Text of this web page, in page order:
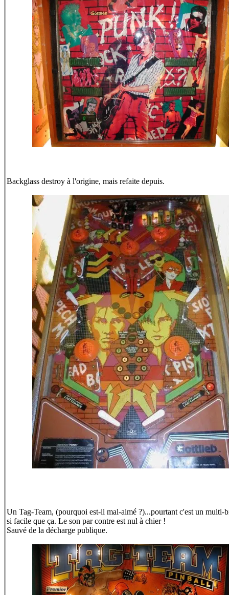
Backglass destroy à l'origine, mais refaite depuis.
Un Tag-Team, (pourquoi est-il mal-aimé ?)...pourtant c'est un multi-
si facile que ça. Le son par contre est nul à chier !
Sauvé de la décharge publique.